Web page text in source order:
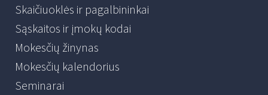
Skaičiuoklės ir pagalbininkai
Sąskaitos ir įmokų kodai
Mokesčių žinynas
Mokesčių kalendorius
Seminarai